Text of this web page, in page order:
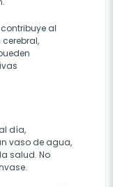
al
día,
vaso de agua,
salud. No